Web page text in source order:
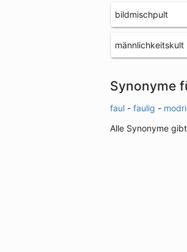
bildmischpult
männlichkeitskult
Synonyme
faul - faulig -
Alle Synonyme